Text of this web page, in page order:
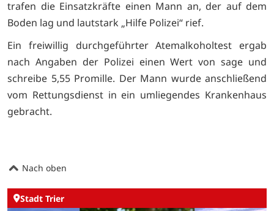
trafen die Einsatzkräfte einen Mann an, der auf dem
Boden lag und lautstark „Hilfe Polizei“ rief.
Ein freiwillig durchgeführter Atemalkoholtest ergab
nach Angaben der Polizei einen Wert von sage und
schreibe 5,55 Promille. Der Mann wurde anschließend
vom Rettungsdienst in ein umliegendes Krankenhaus
gebracht.
Nach oben
Stadt Trier